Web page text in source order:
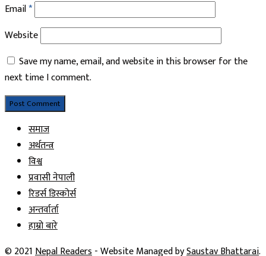
Email*
Website
Save my name, email, and website in this browser for the
next time I comment.
समाज
अर्थतन्त्र
विश्व
प्रवासी नेपाली
रिडर्स डिस्कोर्स
अन्तर्वार्ता
हाम्रो बारे
© 2021Nepal Readers- Website Managed bySaustav Bhattarai.